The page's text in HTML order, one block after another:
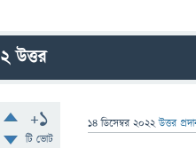
2উত্তর
+1
টি ভোট
14 ডিসেম্বর 2022 উত্তর